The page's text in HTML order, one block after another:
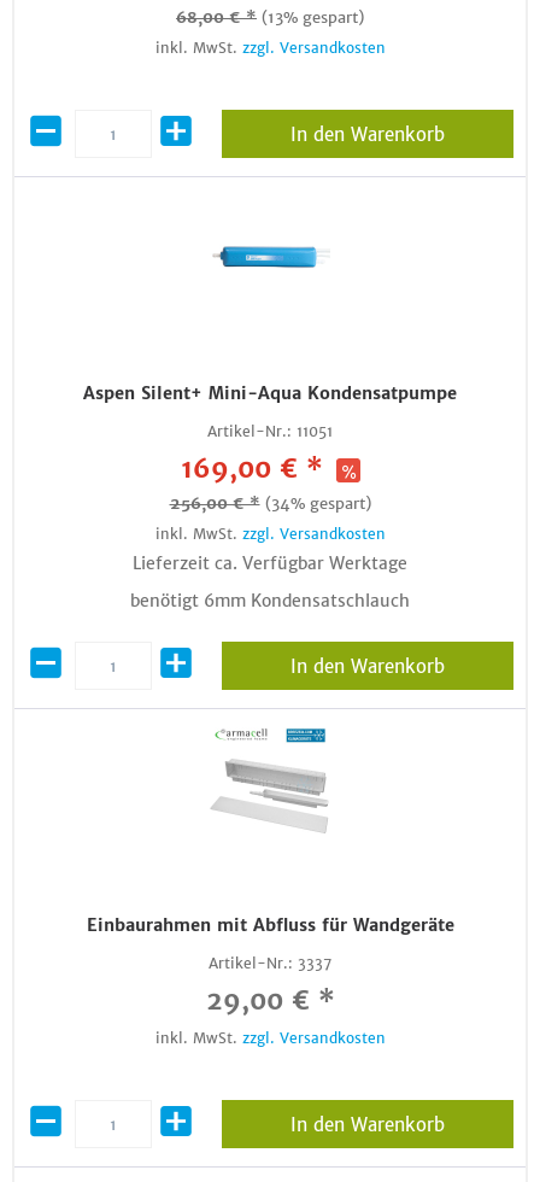
68,00 € * (13% gespart)
inkl. MwSt. zzgl. Versandkosten
In den Warenkorb
Aspen Silent+ Mini-Aqua Kondensatpumpe
Artikel-Nr.: 11051
169,00 € *
256,00 € * (34% gespart)
inkl. MwSt. zzgl. Versandkosten
Lieferzeit ca. Verfügbar Werktage
benötigt 6mm Kondensatschlauch
In den Warenkorb
Einbaurahmen mit Abfluss für Wandgeräte
Artikel-Nr.: 3337
29,00 € *
inkl. MwSt. zzgl. Versandkosten
In den Warenkorb